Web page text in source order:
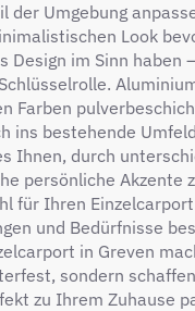
der Umgebung
Look
Design im Sinn haben
Farben
ins bestehende
Ihnen, durch
persönliche Akzente
für Ihren
und Bedürfnisse
in Greven
sondern
zu Ihrem Zuhause